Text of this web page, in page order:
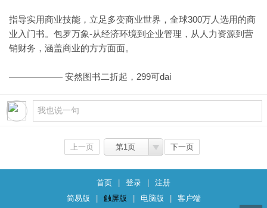
指导实用商业技能，立足多变商业世界，全球300万人选用的商
业入门书。包罗万象-从经济环境到企业管理，从人力资源到营
销财务，涵盖商业的方方面面。
—————— 安然图书二折起，299可dai
上一页 第1页 下一页
首页 登录
注册
简易版
触屏版 电脑版 客户端